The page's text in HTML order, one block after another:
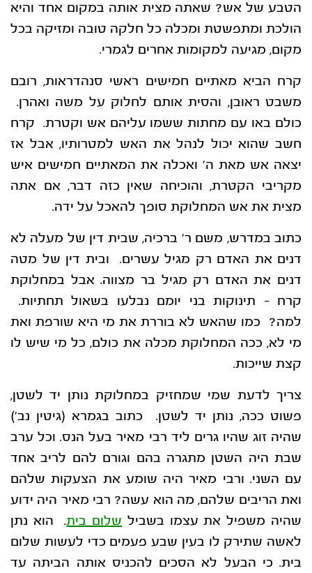
הטבע של אש? שאתה מצית אותה במקום אחד והיא
הולכת ומתפשטת ומכלה כל חלקה טובה ומזיקה בכל
מקום, מגיעה למקומות אחרים לגמרי.
קרח הביא מאתיים חמישים ראשי סנהדראות, רובם
משבט ראובן, והסית אותם לחלוק על משה ואהרן.
כולם באו עם מחתות ששמו עליהם אש וקטרת. קרח
חשב שהוא יכול לנהל את האש למטרותיו, אבל אז
יצאה אש מאת ה’ ואכלה את המאתיים חמישים איש
מקריבי הקטרת, והוכיחה שאין כזה דבר, אם אתה
מצית את אש המחלוקת סופך להאכל על ידה.
כתוב במדרש, משם ר’ ברכיה, שבית דין של מעלה לא
דנים את האדם רק מגיל עשרים. ובית דין של מטה
דנים את האדם רק מגיל בר מצווה. אבל במחלוקת
קרח – תינוקות בני יומם נבלעו בשאול תחתיות.
למה? כמו שהאש לא בוררת את מי היא שורפת ואת
מי לא, ככה המחלוקת מכלה את כולם, כל מי שיש לו
קצת שייכות.
צריך לדעת שמי שמחזיק במחלוקת נותן יד לשטן,
פשוט ככה, נותן יד לשטן. כתוב בגמרא (גיטין נב’)
שהיה זוג שהיו גרים ליד רבי מאיר בעל הנס. וכל ערב
שבת היה השטן מתגרה בהם וגורם להם לריב אחד
עם השני. ורבי מאיר היה שומע את הצעקות שלהם
ואת הריבים שלהם, מה הוא עשה? רבי מאיר היה ידוע
שהיה משפיל את עצמו בשביל שלום בית. הוא נתן
לאשה שתירק לו בעין שבע פעמים כדי לעשות שלום
בית. כי הבעל לא הסכים להכניס אותה הביתה עד